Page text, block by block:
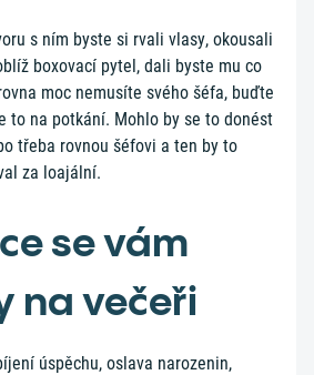
s ním byste si rvali vlasy, okousali
boxovací pytel, dali byste mu co
moc nemusíte svého šéfa, buďte
to na potkání. Mohlo by se to donést
třeba rovnou šéfovi a ten by to
za loajální.
se vám
na večeři
úspěchu, oslava narozenin,